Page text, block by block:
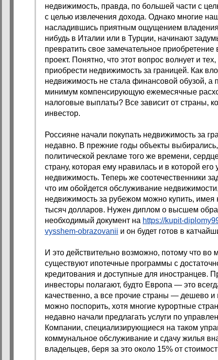
недвижимость, правда, по большей части с
с целью извлечения дохода. Однако многие
насладившись приятным ощущением
нибудь в Италии или в Турции, начинают
превратить свое замечательное
проект. Понятно, что этот вопрос волнует и
приобрести недвижимость за границей. Как
недвижимость не стала финансовой обузой, а
минимум компенсирующую ежемесячные
налоговые выплаты? Все зависит от страны,
инвестор.
Россияне начали покупать недвижимость за
недавно. В прежние годы объекты выбирались,
политической рекламе того же времени,
страну, которая ему нравилась и в которой
недвижимость. Теперь же соотечественники
что им обойдется обслуживание
недвижимость за рубежом можно купить, имея
тысяч долларов. Нужен диплом о высшем
необходимый документ на https://kupit-
vysshem-obrazovanii и он будет готов в
И это действительно возможно, потому что во
существуют ипотечные программы с
кредитования и доступные для иностранцев.
инвесторы полагают, будто Европа — это
качественно, а все прочие страны — дешево и
можно поспорить, хотя многие курортные
недавно начали предлагать услуги по
Компании, специализирующиеся на таком
коммунальное обслуживание и сдачу жилья
владельцев, беря за это около 15% от